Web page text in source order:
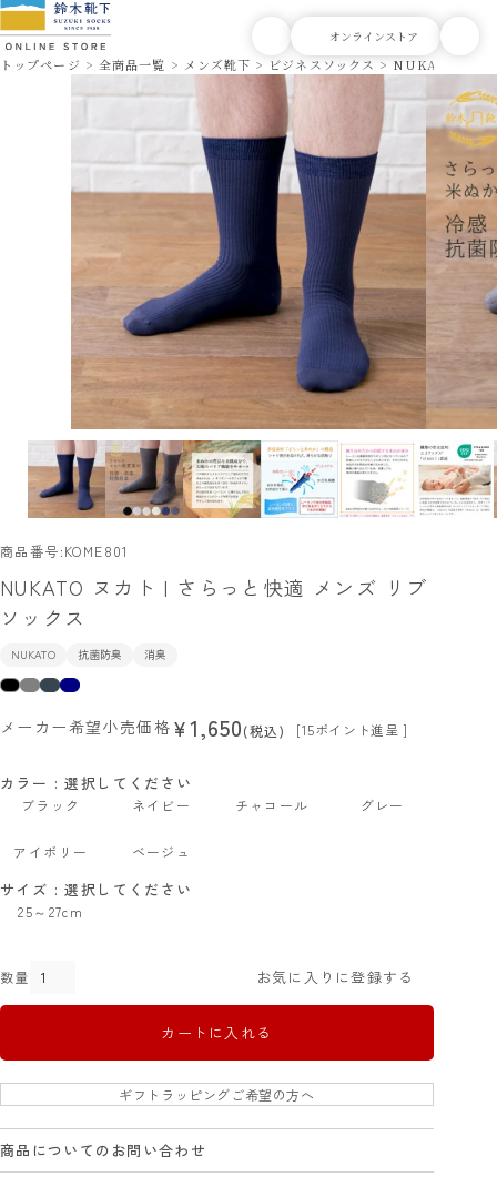
トップページ 全商品一覧 メンズ靴下 ビジネスソックス NUKATO ヌカ
商品番号 KOME801
NUKATO ヌカト | さらっと快適 メンズ リブ
ソックス
NUKATO 抗菌防臭 消臭
メーカー希望小売価格 ¥1,650 税込 [15ポイント進呈 ]
サイズ 選択してください
25～27cm
カラー 選択してください
ブラック ネイビー チャコール グレー
アイボリー ベージュ
お気に入りに登録する
カートに入れる
ギフトラッピングご希望の方へ
商品についてのお問い合わせ